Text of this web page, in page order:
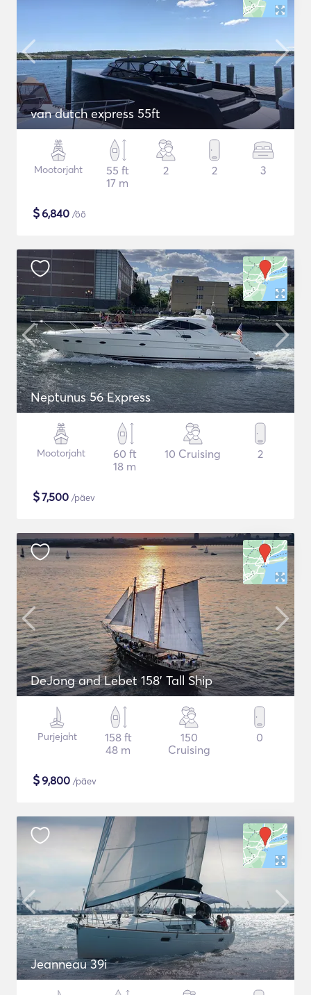
van dutch express 55ft
Mootorjaht
55 ft
17 m
2 2 3
$6,840 /öö
Neptunus 56 Express
Mootorjaht
60 ft
18 m
10 Cruising 2
$7,500 /päev
DeJong and Lebet 158' Tall Ship
Purjejaht
158 ft
48 m
150
Cruising
0
$9,800 /päev
Jeanneau 39i